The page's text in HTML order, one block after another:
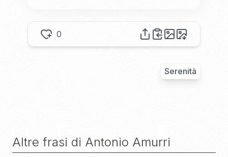
0
Serenità
Altre frasi di Antonio Amurri